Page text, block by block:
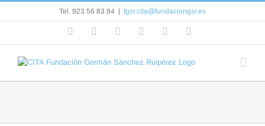
Tel. 923 56 83 84 | fgsr.cita@fundaciongsr.es
FacebookFlickr YouTube